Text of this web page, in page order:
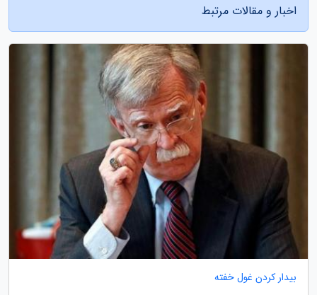
اخبار و مقالات مرتبط
بیدار کردن غول خفته